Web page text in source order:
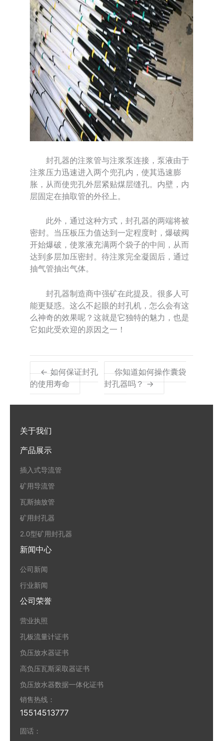
封孔器的注浆管与注浆泵连接，泵液由于
注浆压力迅速进入两个兜孔内，使其迅速膨
胀，从而使兜孔外层紧贴煤层缝孔。内壁，内
层固定在抽取管的外径上。
此外，通过这种方式，封孔器的两端将被
密封。当压板压力值达到一定程度时，爆破阀
开始爆破，使浆液充满两个袋子的中间，从而
达到多层加压密封。待注浆完全凝固后，通过
抽气管抽出气体。
封孔器制造商中强矿在此提及。很多人可
能更疑惑。这么不起眼的封孔机，怎么会有这
么神奇的效果呢？这就是它独特的魅力，也是
它如此受欢迎的原因之一！
← 如何保证封孔
的使用寿命
你知道如何操作囊袋
封孔器吗？ →
关于我们
产品展示
插入式导流管
矿用导流管
瓦斯抽放管
矿用封孔器
2.0型矿用封孔器
新闻中心
公司新闻
行业新闻
公司荣誉
营业执照
孔板流量计证书
负压放水器证书
高负压瓦斯采取器证书
负压放水器数据一体化证书
销售热线：
15514513777
固话：